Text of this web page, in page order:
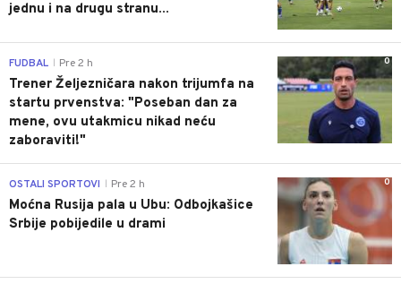
jednu i na drugu stranu...
0
FUDBAL Pre 2 h
Trener Željezničara nakon trijumfa na
startu prvenstva: "Poseban dan za
mene, ovu utakmicu nikad neću
zaboraviti!"
0
OSTALI SPORTOVI Pre 2 h
Moćna Rusija pala u Ubu: Odbojkašice
Srbije pobijedile u drami